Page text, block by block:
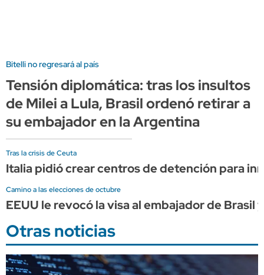
Bitelli no regresará al país
Tensión diplomática: tras los insultos
de Milei a Lula, Brasil ordenó retirar a
su embajador en la Argentina
Tras la crisis de Ceuta
Italia pidió crear centros de detención para
Camino a las elecciones de octubre
EEUU le revocó la visa al embajador de
Otras noticias